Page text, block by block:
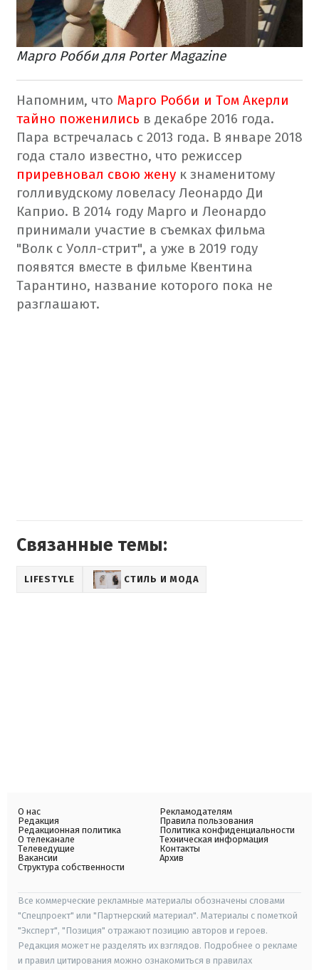
Марго Робби для Porter Magazine
Напомним, что Марго Робби и Том Акерли
тайно поженились в декабре 2016 года.
Пара встречалась с 2013 года. В январе 2018
года стало известно, что режиссер
приревновал свою жену к знаменитому
голливудскому ловеласу Леонардо Ди
Каприо. В 2014 году Марго и Леонардо
принимали участие в съемках фильма
"Волк с Уолл-стрит", а уже в 2019 году
появятся вместе в фильме Квентина
Тарантино, название которого пока не
разглашают.
Связанные темы:
LIFESTYLE СТИЛЬ И МОДА
О нас
Редакция
Редакционная политика
О телеканале
Телеведущие
Вакансии
Структура собственности
Рекламодателям
Правила пользования
Политика конфиденциальности
Техническая информация
Контакты
Архив
Все коммерческие рекламные материалы обозначены словами
"Спецпроект" или "Партнерский материал". Материалы с пометкой
"Эксперт", "Позиция" отражают позицию авторов и героев.
Редакция может не разделять их взглядов. Подробнее о рекламе
и правил цитирования можно ознакомиться в правилах